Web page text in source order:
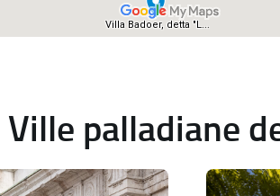
Ville palladiane